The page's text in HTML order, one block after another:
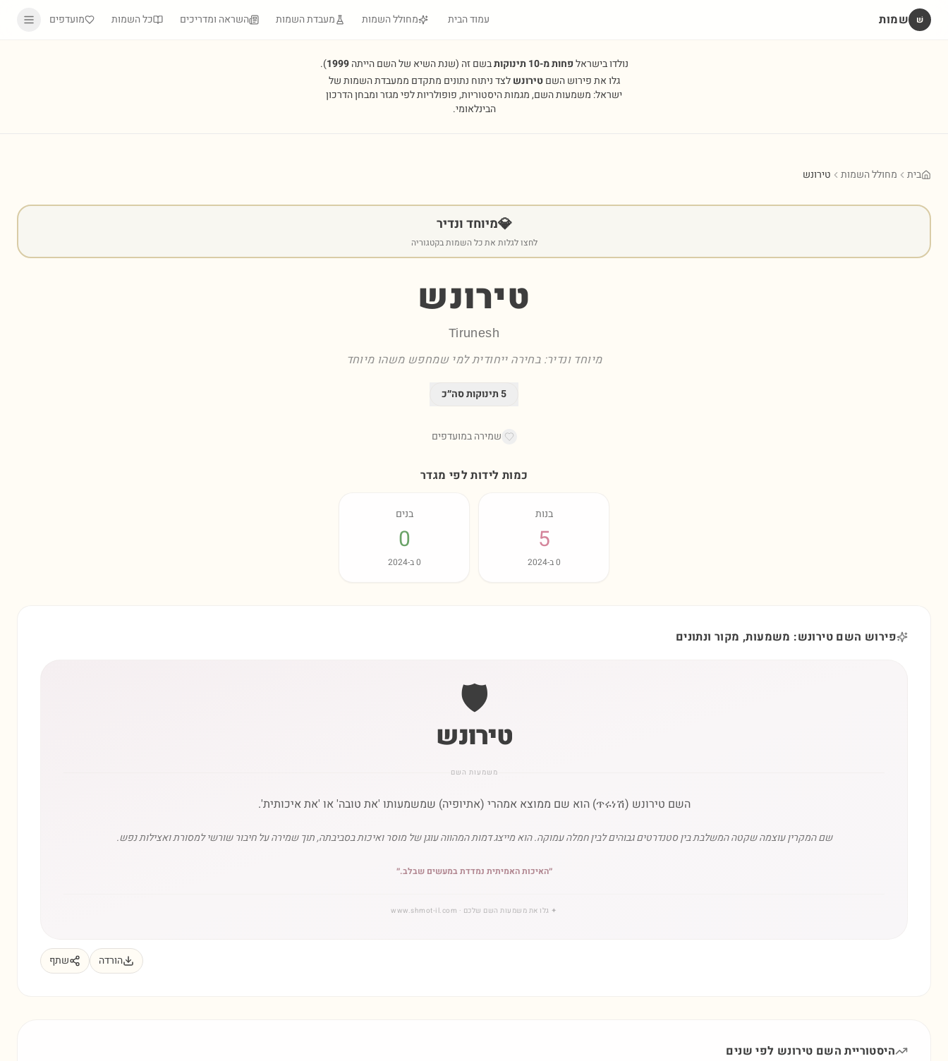
שׁ שמות עמוד הבית מחולל השמות מעבדת השמות השראה ומדריכים כל השמות מועדפים
נולדו בישראלפחות מ-10 תינוקות בשם זה (שנת השיא של השם הייתה1999
).
גלו את פירוש השםטירונשלצד ניתוח נתונים מתקדם ממעבדת השמות של
ישראל: משמעות השם, מגמות היסטוריות, פופולריות לפי מגזר ומבחן הדרכון
הבינלאומי.
בית מחולל השמות טירונש
💎מיוחד ונדיר
לחצו לגלות את כל השמות בקטגוריה
טירונש
Tirunesh
מיוחד ונדיר: בחירה ייחודית למי שמחפש משהו מיוחד
5תינוקות סה״כ
שמירה במועדפים
כמות לידות לפי מגדר
בנות
5
0ב-2024
בנים
0
0ב-2024
פירוש השם טירונש: משמעות, מקור ונתונים
🛡️
טירונש
משמעות השם
השם טירונש (ጥሩነሽ) הוא שם ממוצא אמהרי (אתיופיה) שמשמעותו 'את טובה' או 'את איכותית'.
שם המקרין עוצמה שקטה המשלבת בין סטנדרטים גבוהים לבין חמלה עמוקה. הוא מייצג דמות המהווה עוגן של מוסר ואיכות בסביבתה, תוך שמירה על חיבור שורשי למסורת ואצילות נפש.
״האיכות האמיתית נמדדת במעשים שבלב.״
✦ גלו את משמעות השם שלכם · www.shmot-il.com
הורדה שתף
היסטוריית השם טירונש לפי שנים